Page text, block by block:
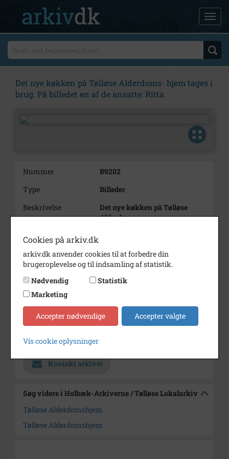
Det nye køkken på Tølløse Alderdoms- hjem tages i
brug. På billedet en af de ansatte: Ritta.
Nummer
B9202
Type
Billeder
Beskrivelse
Det nye køkken på Tølløse
Alderdoms-
Ritta.
Årstal
1982
Dateringsnote
Fotograf
Ukendt
Kontakt arkivet
Søg videre i Holbæk-Arkiverne / Tølløse Lokalarkiv
Tølløse Alderdomshjem
Tølløse Alderdomshjem
Cookies på arkiv.dk
arkiv.dk anvender cookies til at forbedre din
brugeroplevelse og til indsamling af statistik.
Nødvendig
Statistik
Marketing
Accepter nødvendige Accepter valgte
Vis cookie oplysninger